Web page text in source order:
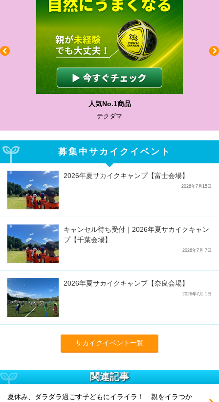
人気No.1商品
テクダマ
募集中サカイクイベント
2026年夏サカイクキャンプ【富士会場】
2026年7月15日
キャンセル待ち受付｜2026年夏サカイクキャン
プ【千葉会場】
2026年7月 7日
2026年夏サカイクキャンプ【奈良会場】
2026年7月 1日
サカイクイベント一覧
関連記事
夏休み、ダラダラ過ごす子どもにイライラ！ 親をイラつか